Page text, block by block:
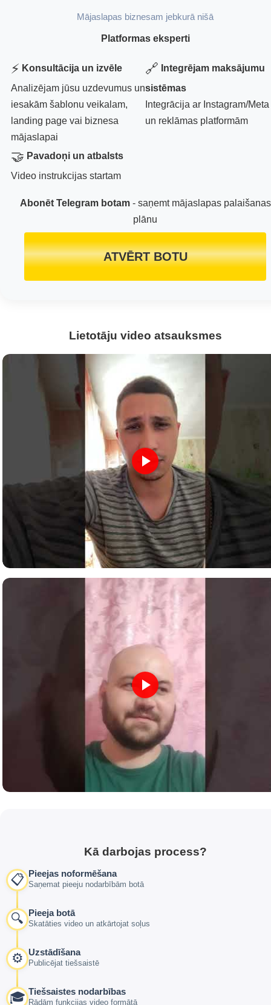
Mājaslapas biznesam jebkurā nišā
Platformas eksperti
⚡ Konsultācija un izvēle
Analizējam jūsu uzdevumus un
iesakām šablonu veikalam,
landing page vai biznesa
mājaslapai
🔗 Integrējam maksājumu
sistēmas
Integrācija ar Instagram/Meta
un reklāmas platformām
🤝 Pavadoņi un atbalsts
Video instrukcijas startam
Abonēt Telegram botam- saņemt mājaslapas palaišanas
plānu
ATVĒRT BOTU
Lietotāju video atsauksmes
Kā darbojas process?
📋 Pieejas noformēšana
Saņemat pieeju nodarbībām botā
🔍 Pieeja botā
Skatāties video un atkārtojat soļus
⚙️ Uzstādīšana
Publicējat tiešsaistē
🎓 Tiešsaistes nodarbības
Rādām funkcijas video formātā